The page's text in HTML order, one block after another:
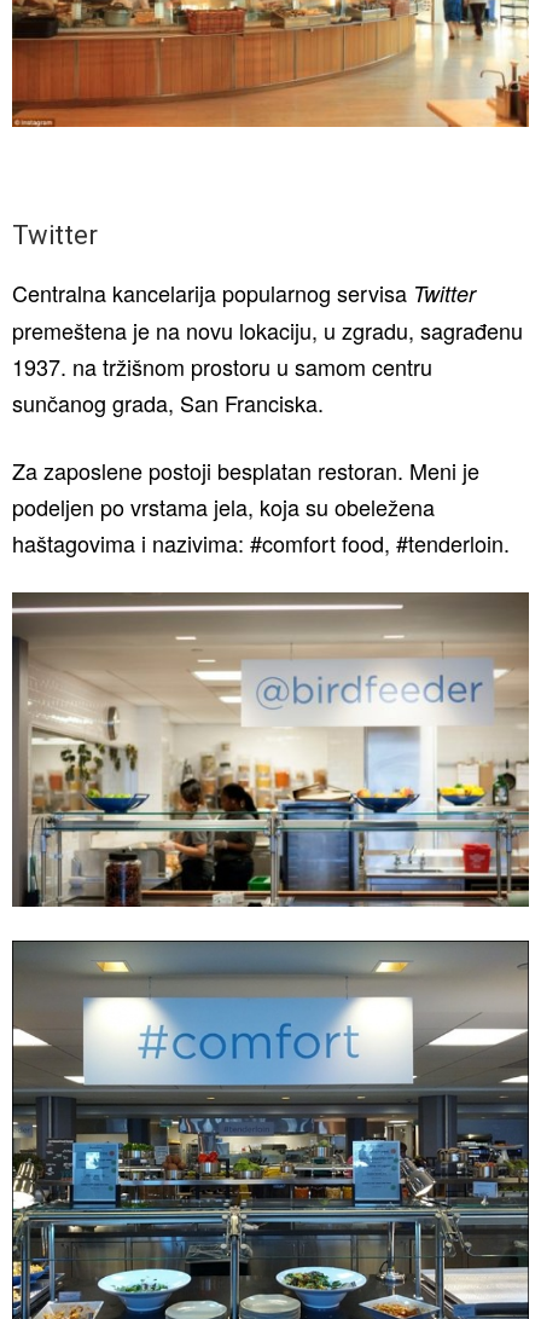
Twitter
Centralna kancelarija popularnog servisa Twitter
premeštena je na novu lokaciju, u zgradu, sagrađenu
1937. na tržišnom prostoru u samom centru
sunčanog grada, San Franciska.
Za zaposlene postoji besplatan restoran. Meni je
podeljen po vrstama jela, koja su obeležena
haštagovima i nazivima: #comfort food, #tenderloin.